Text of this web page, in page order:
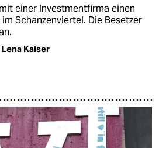
einer Investmentfirma einen
Schanzenviertel. Die Besetzer
Lena Kaiser